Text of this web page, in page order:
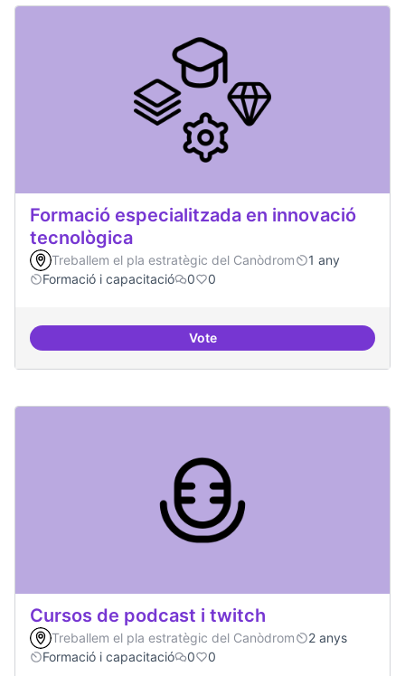
Formació especialitzada en innovació
tecnològica
Treballem el pla estratègic del Canòdrom
1 any
Formació i capacitació
0 0
VoteFormació especialitzada en
Cursos de podcast i twitch
Treballem el pla estratègic del Canòdrom
2 anys
Formació i capacitació
0 0